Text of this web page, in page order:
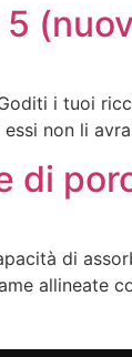
i tuoi
non li
di
di
allineate